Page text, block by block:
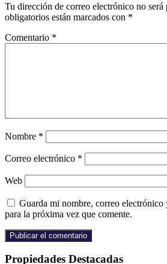
Tu dirección de correo electrónico no será
obligatorios están marcados con *
Comentario *
Nombre *
Correo electrónico *
Web
Guarda mi nombre, correo electrónico
para la próxima vez que comente.
Propiedades Destacadas